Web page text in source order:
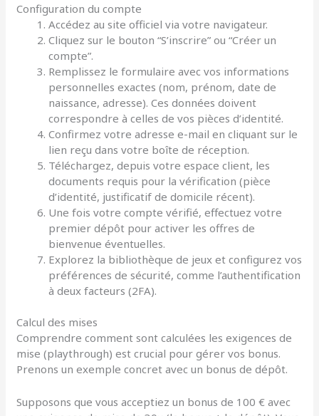
Configuration du compte
Accédez au site officiel via votre navigateur.
Cliquez sur le bouton “S’inscrire” ou “Créer un
compte”.
Remplissez le formulaire avec vos informations
personnelles exactes (nom, prénom, date de
naissance, adresse). Ces données doivent
correspondre à celles de vos pièces d’identité.
Confirmez votre adresse e-mail en cliquant sur le
lien reçu dans votre boîte de réception.
Téléchargez, depuis votre espace client, les
documents requis pour la vérification (pièce
d’identité, justificatif de domicile récent).
Une fois votre compte vérifié, effectuez votre
premier dépôt pour activer les offres de
bienvenue éventuelles.
Explorez la bibliothèque de jeux et configurez vos
préférences de sécurité, comme l’authentification
à deux facteurs (2FA).
Calcul des mises
Comprendre comment sont calculées les exigences de
mise (playthrough) est crucial pour gérer vos bonus.
Prenons un exemple concret avec un bonus de dépôt.
Supposons que vous acceptiez un bonus de 100 € avec